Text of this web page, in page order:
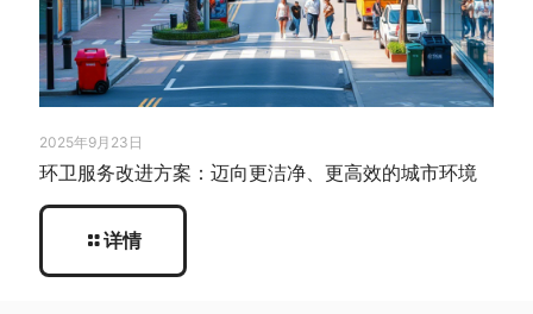
2025年9月23日
环卫服务改进方案：迈向更洁净、更高效的城市环境
详情